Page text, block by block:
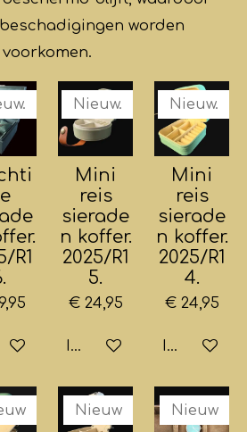
worden
voorkomen.
R1
Nieuw.
Mini
reis
sierade
n koffer.
2025/R1
5.
€ 24,95
In winkelwagen
Nieuw.
Mini
reis
sierade
n koffer.
2025/R1
4.
€ 24,95
In
Nieuw Nieuw